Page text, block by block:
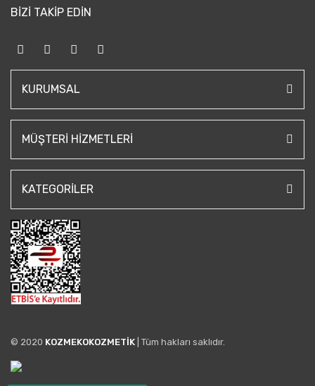
BİZİ TAKİP EDİN
KURUMSAL
MÜŞTERI HIZMETLERI
KATEGORILER
© 2020 KOZMEKOKOZMETİK | Tüm hakları saklıdır.